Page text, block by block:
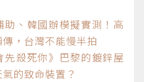
、韓國辦模擬實測！高
，台灣不能慢半拍
殺死你》巴黎的鍍鋅屋
的致命裝置？